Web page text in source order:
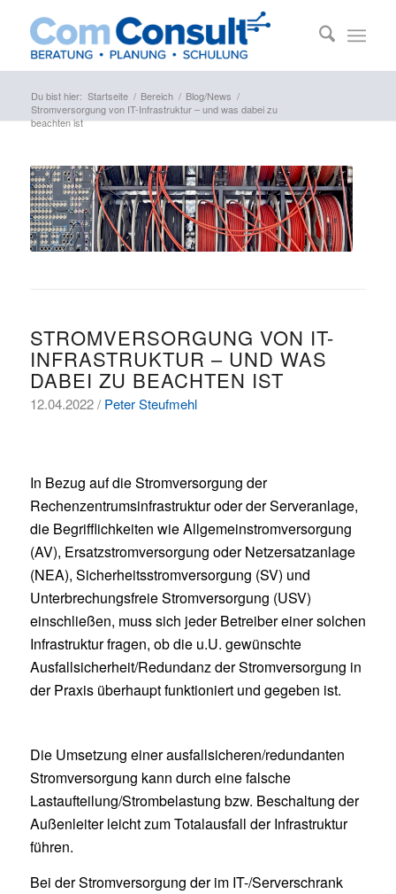
Du bist hier: Startseite / Bereich / Blog/News /
Stromversorgung von IT-Infrastruktur – und was dabei zu
beachten ist
STROMVERSORGUNG VON IT-
INFRASTRUKTUR – UND WAS
DABEI ZU BEACHTEN IST
12.04.2022 / Peter Steufmehl
In Bezug auf die Stromversorgung der
Rechenzentrumsinfrastruktur oder der Serveranlage,
die Begrifflichkeiten wie Allgemeinstromversorgung
(AV), Ersatzstromversorgung oder Netzersatzanlage
(NEA), Sicherheitsstromversorgung (SV) und
Unterbrechungsfreie Stromversorgung (USV)
einschließen, muss sich jeder Betreiber einer solchen
Infrastruktur fragen, ob die u.U. gewünschte
Ausfallsicherheit/Redundanz der Stromversorgung in
der Praxis überhaupt funktioniert und gegeben ist.
Die Umsetzung einer ausfallsicheren/redundanten
Stromversorgung kann durch eine falsche
Lastaufteilung/Strombelastung bzw. Beschaltung der
Außenleiter leicht zum Totalausfall der Infrastruktur
führen.
Bei der Stromversorgung der im IT-/Serverschrank